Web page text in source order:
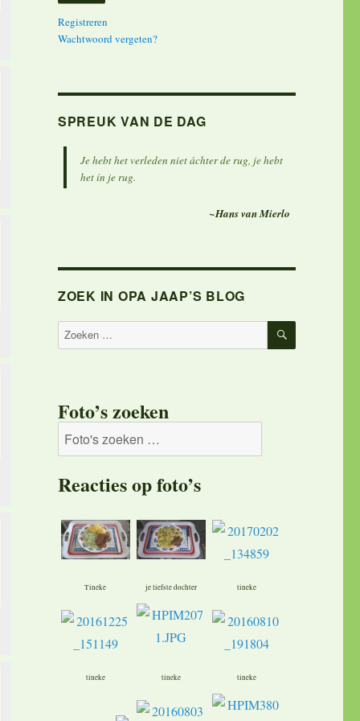
Registreren
Wachtwoord vergeten?
SPREUK VAN DE DAG
Je hebt het verleden niet áchter de rug, je hebt
het ín je rug.
~Hans van Mierlo
ZOEK IN OPA JAAP’S BLOG
Zoeken
naar:
ZOEKEN
Foto’s zoeken
Reacties op foto’s
Tineke je liefste dochter tineke
tineke tineke tineke